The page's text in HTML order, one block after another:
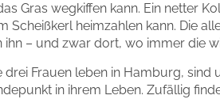
Gras wegkiffen kann. Ein netter
Scheißkerl heimzahlen kann. Die
– und zwar dort, wo immer die
Frauen leben in Hamburg,
in ihrem Leben. Zufällig